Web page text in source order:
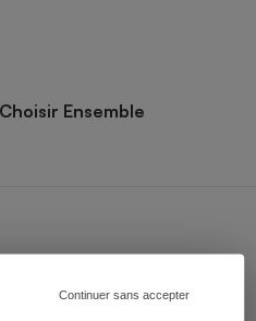
Continuer sans accepter
Ensemble